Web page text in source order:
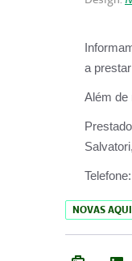
a
Além de
Telefone:
NOVAS